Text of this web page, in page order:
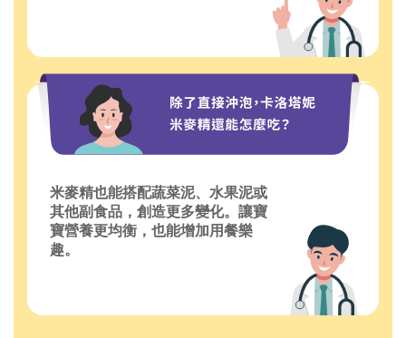
米麥精也能搭配蔬菜泥、水果泥或
其他副食品，創造更多變化。讓寶
寶營養更均衡，也能增加用餐樂
趣。